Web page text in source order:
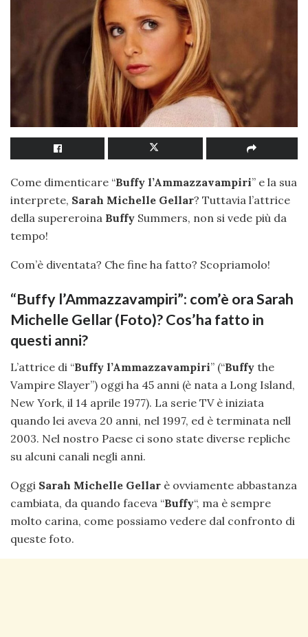
Come dimenticare “Buffy l’Ammazzavampiri” e la sua
interprete, Sarah Michelle Gellar? Tuttavia l’attrice
della supereroina Buffy Summers, non si vede più da
tempo!
Com’è diventata? Che fine ha fatto? Scopriamolo!
“Buffy l’Ammazzavampiri”: com’è ora Sarah
Michelle Gellar (Foto)? Cos’ha fatto in
questi anni?
L’attrice di “Buffy l’Ammazzavampiri” (“Buffy the
Vampire Slayer”) oggi ha 45 anni (è nata a Long Island,
New York, il 14 aprile 1977). La serie TV è iniziata
quando lei aveva 20 anni, nel 1997, ed è terminata nell
2003. Nel nostro Paese ci sono state diverse repliche
su alcuni canali negli anni.
Oggi Sarah Michelle Gellar è ovviamente abbastanza
cambiata, da quando faceva “Buffy“, ma è sempre
molto carina, come possiamo vedere dal confronto di
queste foto.